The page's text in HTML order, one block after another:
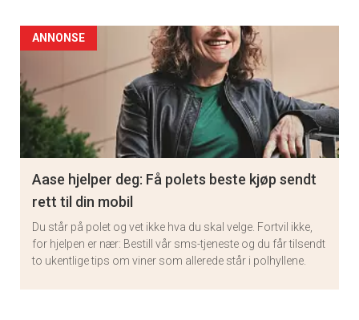
ANNONSE
Aase hjelper deg: Få polets beste kjøp sendt
rett til din mobil
Du står på polet og vet ikke hva du skal velge. Fortvil ikke,
for hjelpen er nær: Bestill vår sms-tjeneste og du får tilsendt
to ukentlige tips om viner som allerede står i polhyllene.